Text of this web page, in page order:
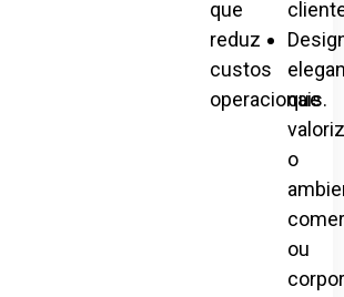
que
reduz
custos
operacionais.
que
o
ou